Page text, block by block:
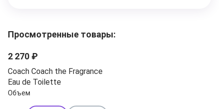
Просмотренные товары:
2 270 ₽
Coach Coach the Fragrance
Eau de Toilette
Объем